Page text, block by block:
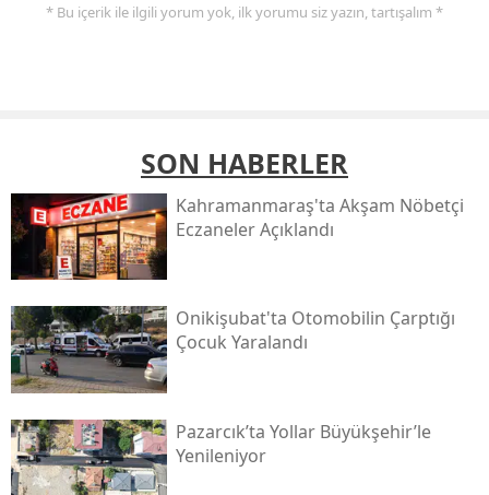
* Bu içerik ile ilgili yorum yok, ilk yorumu siz yazın, tartışalım *
SON HABERLER
Kahramanmaraş'ta Akşam Nöbetçi
Eczaneler Açıklandı
Onikişubat'ta Otomobilin Çarptığı
Çocuk Yaralandı
Pazarcık’ta Yollar Büyükşehir’le
Yenileniyor